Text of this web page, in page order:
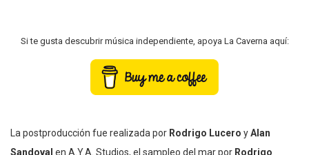
Si te gusta descubrir música independiente, apoya La Caverna aquí:
La postproducción fue realizada por Rodrigo Lucero yAlan
Sandoval en A.Y.A. Studios, el sampleo del mar por Rodrigo